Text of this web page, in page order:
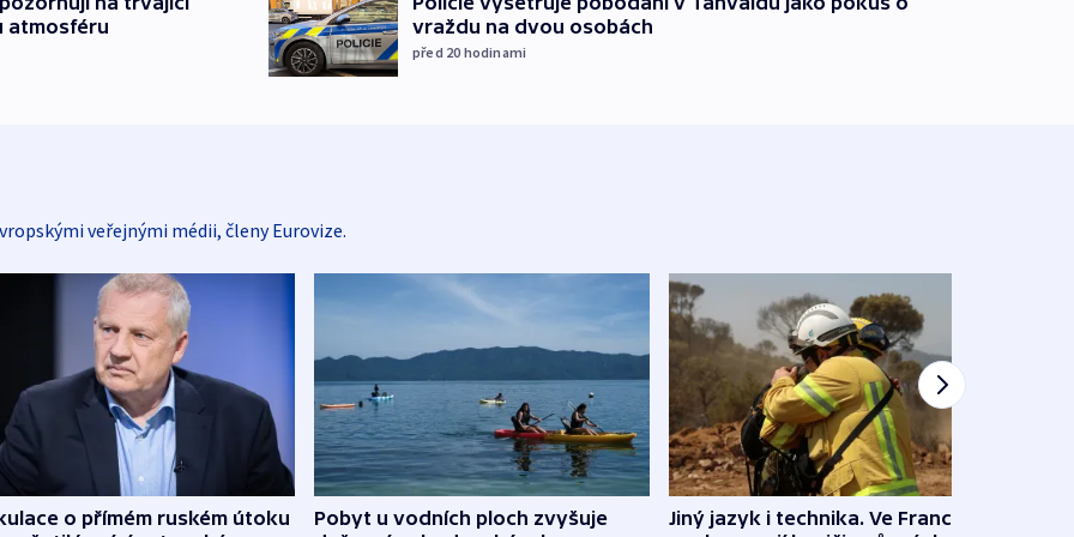
atmosféru
vraždu na dvou osobách
před 20 hodinami
veřejnými médii, členy Eurovize.
o přímém ruském útoku
Pobyt u vodních ploch zvyšuje
Jiný jazyk i technika. Ve Francii